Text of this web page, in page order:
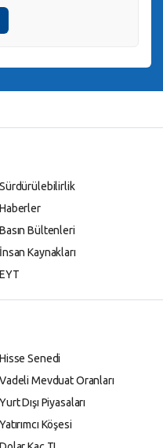
Sürdürülebilirlik
Haberler
Basın Bültenleri
İnsan Kaynakları
EYT
Hisse Senedi
Vadeli Mevduat Oranları
Yurt Dışı Piyasaları
Yatırımcı Köşesi